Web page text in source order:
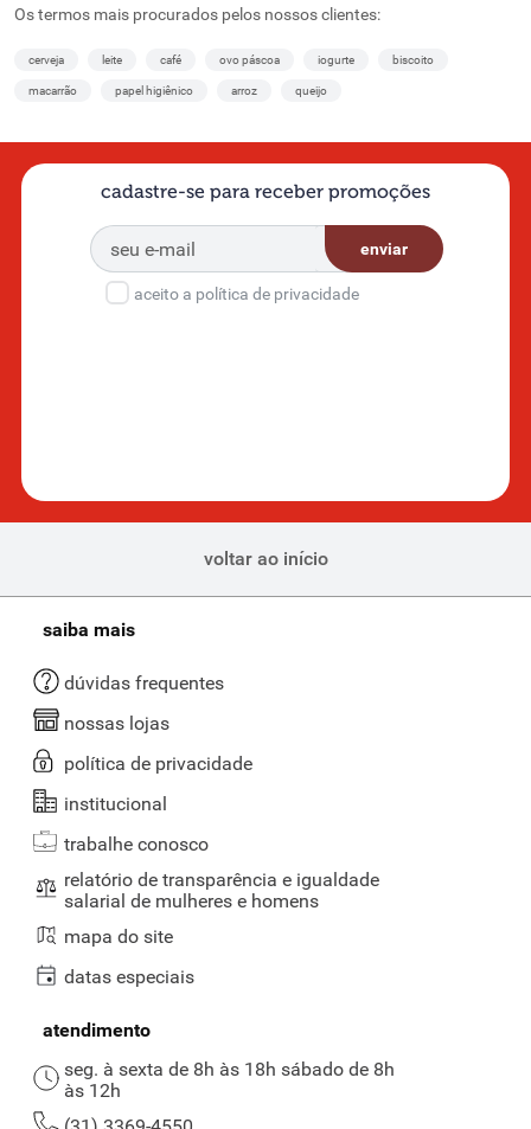
Os termos mais procurados pelos nossos clientes:
cerveja leite café ovo páscoa iogurte biscoito
macarrão papel higiênico arroz queijo
cadastre-se para receber promoções
enviar
aceito a política de privacidade
voltar ao início
saiba mais
dúvidas frequentes
nossas lojas
política de privacidade
institucional
trabalhe conosco
relatório de transparência e igualdade
salarial de mulheres e homens
mapa do site
datas especiais
atendimento
seg. à sexta de 8h às 18h sábado de 8h
às 12h